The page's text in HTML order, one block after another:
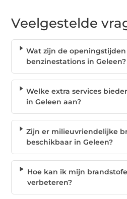
Veelgestelde
Wat zijn de openingstijden
benzinestations in Geleen?
Welke extra services
in Geleen aan?
Zijn er milieuvriendelijke
beschikbaar in Geleen?
Hoe kan ik mijn
verbeteren?